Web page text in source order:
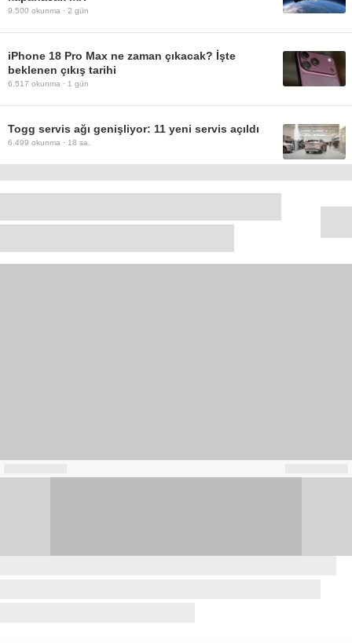
9.500 okunma · 2 gün
iPhone 18 Pro Max ne zaman çıkacak? İşte
beklenen çıkış tarihi
6.517 okunma · 1 gün
Togg servis ağı genişliyor: 11 yeni servis açıldı
6.499 okunma · 18 sa.